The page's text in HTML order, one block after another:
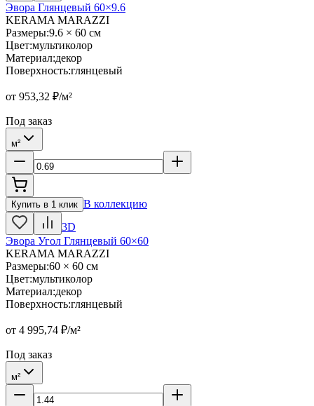
Эвора Глянцевый 60×9.6
KERAMA MARAZZI
Размеры:9.6 × 60 см
Цвет:мультиколор
Материал:декор
Поверхность:глянцевый
от 953,32 ₽/м²
Под заказ
м²
Купить в 1 клик В коллекцию
3D
Эвора Угол Глянцевый 60×60
KERAMA MARAZZI
Размеры:60 × 60 см
Цвет:мультиколор
Материал:декор
Поверхность:глянцевый
от 4 995,74 ₽/м²
Под заказ
м²